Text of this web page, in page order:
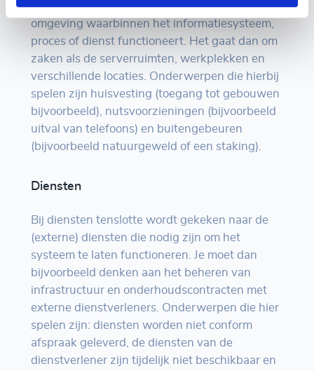
Bij deze invalshoek wordt gekeken naar de
omgeving waarbinnen het informatiesysteem,
proces of dienst functioneert. Het gaat dan om
zaken als de serverruimten, werkplekken en
verschillende locaties. Onderwerpen die hierbij
spelen zijn huisvesting (toegang tot gebouwen
bijvoorbeeld), nutsvoorzieningen (bijvoorbeeld
uitval van telefoons) en buitengebeuren
(bijvoorbeeld natuurgeweld of een staking).
Diensten
Bij diensten tenslotte wordt gekeken naar de
(externe) diensten die nodig zijn om het
systeem te laten functioneren. Je moet dan
bijvoorbeeld denken aan het beheren van
infrastructuur en onderhoudscontracten met
externe dienstverleners. Onderwerpen die hier
spelen zijn: diensten worden niet conform
afspraak geleverd, de diensten van de
dienstverlener zijn tijdelijk niet beschikbaar en